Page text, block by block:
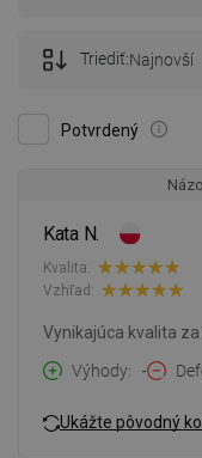
Potvrdený
Triediť:Najnovší
Kata N.
Kvalita:
Vzhľad:
Vynikajúca kvalita
Výhody
-
Ukážte pôvodný